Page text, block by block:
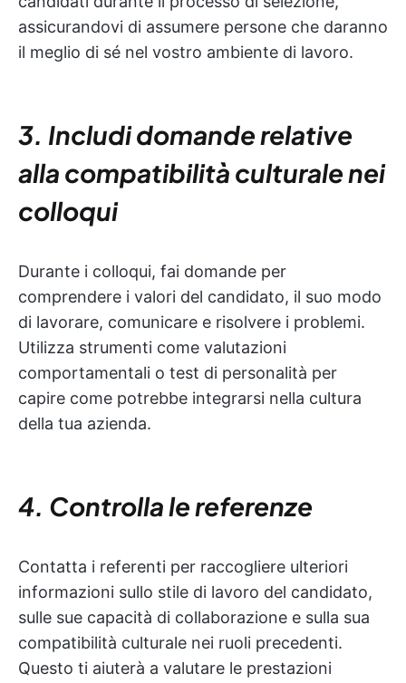
assicurandovi di assumere persone che daranno
il meglio di sé nel vostro ambiente di lavoro.
3. Includi domande relative
alla compatibilità culturale nei
colloqui
Durante i colloqui, fai domande per
comprendere i valori del candidato, il suo modo
di lavorare, comunicare e risolvere i problemi.
Utilizza strumenti come valutazioni
comportamentali o test di personalità per
capire come potrebbe integrarsi nella cultura
della tua azienda.
4. Controlla le referenze
Contatta i referenti per raccogliere ulteriori
informazioni sullo stile di lavoro del candidato,
sulle sue capacità di collaborazione e sulla sua
compatibilità culturale nei ruoli precedenti.
Questo ti aiuterà a valutare le prestazioni